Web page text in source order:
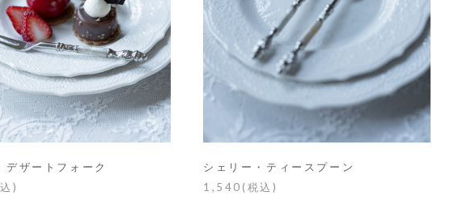
デザートフォーク
)
シェリー・ティースプーン
1,540(税込)